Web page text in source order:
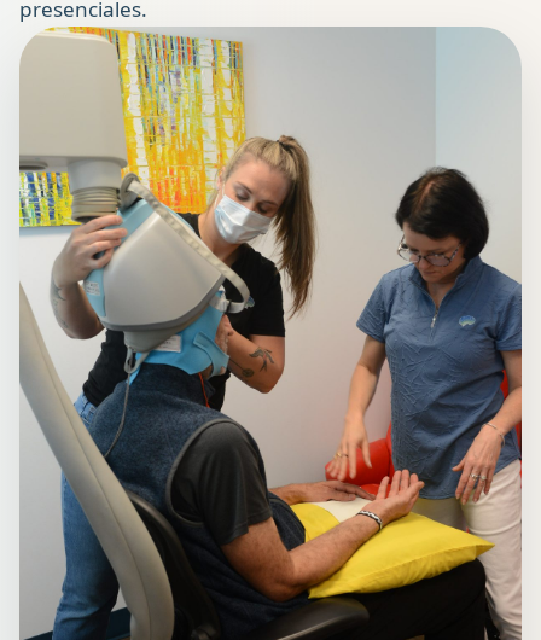
presenciales.